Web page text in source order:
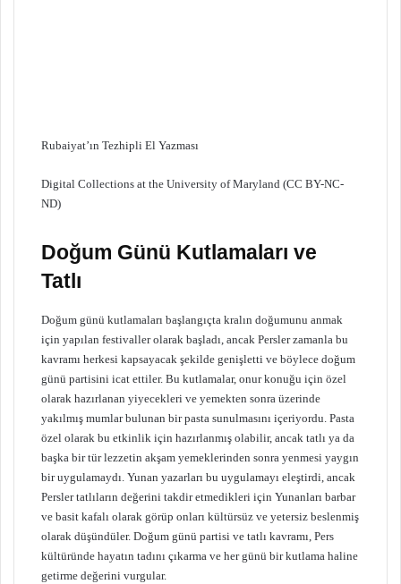
Rubaiyat’ın Tezhipli El Yazması
Digital Collections at the University of Maryland (CC BY-NC-
ND)
Doğum Günü Kutlamaları ve
Tatlı
Doğum günü kutlamaları başlangıçta kralın doğumunu anmak
için yapılan festivaller olarak başladı, ancak Persler zamanla bu
kavramı herkesi kapsayacak şekilde genişletti ve böylece doğum
günü partisini icat ettiler. Bu kutlamalar, onur konuğu için özel
olarak hazırlanan yiyecekleri ve yemekten sonra üzerinde
yakılmış mumlar bulunan bir pasta sunulmasını içeriyordu. Pasta
özel olarak bu etkinlik için hazırlanmış olabilir, ancak tatlı ya da
başka bir tür lezzetin akşam yemeklerinden sonra yenmesi yaygın
bir uygulamaydı. Yunan yazarları bu uygulamayı eleştirdi, ancak
Persler tatlıların değerini takdir etmedikleri için Yunanları barbar
ve basit kafalı olarak görüp onları kültürsüz ve yetersiz beslenmiş
olarak düşündüler. Doğum günü partisi ve tatlı kavramı, Pers
kültüründe hayatın tadını çıkarma ve her günü bir kutlama haline
getirme değerini vurgular.